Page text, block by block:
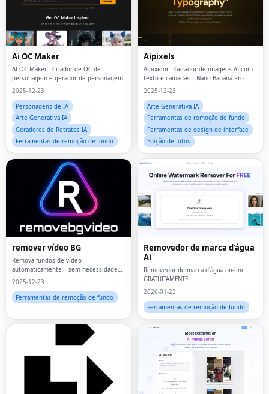
Ai OC Maker
AI OC Maker - Criador de OC de
personagem e gerador de personagem
2025-12-23
Personagens de IA
Arte Generativa IA
Geradores de Retratos IA
Ferramentas de remoção de fundo
Aipixels
Aipixelor - Gerador de imagens AI com
texto e camadas | Nano Banana Pro
2025-12-23
Arte Generativa IA
Ferramentas de remoção de fundo
Ferramentas de design de interface
Edição de fotos
remover vídeo BG
Remova fundos de vídeo
automaticamente – sem necessidade
de tela verde
2025-12-23
Ferramentas de remoção de fundo
Removedor de marca d'água
Ai
Removedor de marca d'água on-line
GRATUITAMENTE
2026-01-23
Ferramentas de remoção de fundo